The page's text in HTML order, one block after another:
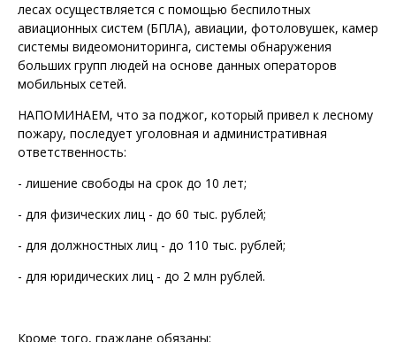
лесах осуществляется с помощью беспилотных
авиационных систем (БПЛА), авиации, фотоловушек, камер
системы видеомониторинга, системы обнаружения
больших групп людей на основе данных операторов
мобильных сетей.
НАПОМИНАЕМ, что за поджог, который привел к лесному
пожару, последует уголовная и административная
ответственность:
- лишение свободы на срок до 10 лет;
- для физических лиц - до 60 тыс. рублей;
- для должностных лиц - до 110 тыс. рублей;
- для юридических лиц - до 2 млн рублей.
Кроме того, граждане обязаны: